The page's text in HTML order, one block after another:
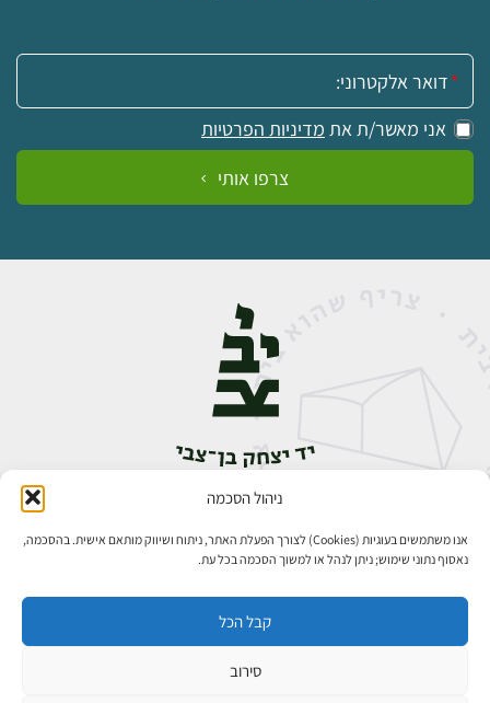
ניהול הסכמה
אנו משתמשים בעוגיות (Cookies) לצורך הפעלת האתר, ניתוח ושיווק מותאם אישית. בהסכמה,
נאסוף נתוני שימוש; ניתן לנהל או למשוך הסכמה בכל עת.
קבל הכל
סירוב
אימייל:
אני מאשר/ת את מדיניות הפרטיות
צרפו אותי
אבן גבירול 14, רחביה, ירושלים